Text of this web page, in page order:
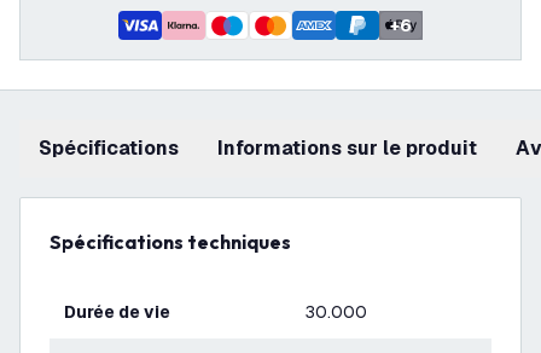
+6
Spécifications Informations sur le produit
Spécifications techniques
Durée de vie 30.000